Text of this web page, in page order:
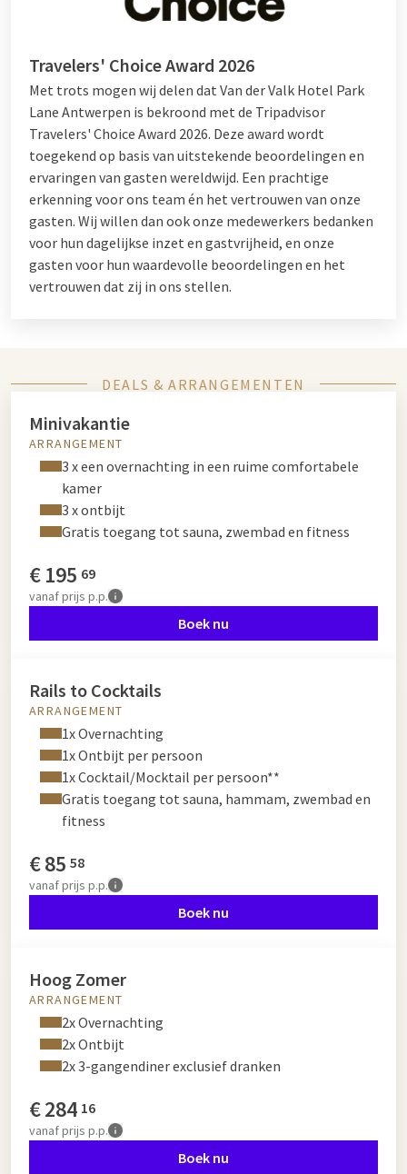
Travelers' Choice Award 2026
Met trots mogen wij delen dat Van der Valk Hotel Park
Lane Antwerpen is bekroond met de Tripadvisor
Travelers' Choice Award 2026. Deze award wordt
toegekend op basis van uitstekende beoordelingen en
ervaringen van gasten wereldwijd. Een prachtige
erkenning voor ons team én het vertrouwen van onze
gasten. Wij willen dan ook onze medewerkers bedanken
voor hun dagelijkse inzet en gastvrijheid, en onze
gasten voor hun waardevolle beoordelingen en het
vertrouwen dat zij in ons stellen.
DEALS & ARRANGEMENTEN
Minivakantie
ARRANGEMENT
3 x een overnachting in een ruime comfortabele
kamer
3 x ontbijt
Gratis toegang tot sauna, zwembad en fitness
€195 69
vanafprijs p.p.
Boek nu
Rails to Cocktails
ARRANGEMENT
1x Overnachting
1x Ontbijt per persoon
1x Cocktail/Mocktail per persoon**
Gratis toegang tot sauna, hammam, zwembad en
fitness
€85 58
vanafprijs p.p.
Boek nu
Hoog Zomer
ARRANGEMENT
2x Overnachting
2x Ontbijt
2x 3-gangendiner exclusief dranken
€284 16
vanafprijs p.p.
Boek nu